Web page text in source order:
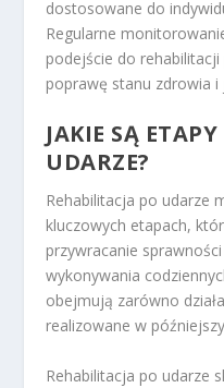
dostosowane do
Regularne
podejście do
poprawę stanu zdrowia
JAKIE SĄ
UDARZE?
Rehabilitacja po udarze
kluczowych etapach,
przywracanie
wykonywania
obejmują zarówno
realizowane w
Rehabilitacja po udarze